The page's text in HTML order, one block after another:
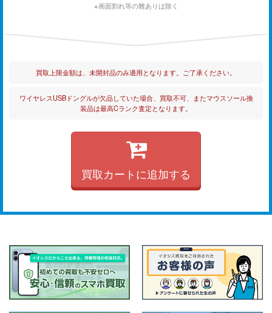
※画面割れ等の難ありは除く
買取上限金額は、未開封品のみ適用となります。ご了承ください。
ワイヤレスUSBドングルが欠品していた場合、買取不可、またマウスソール換
装品は最高Cランク査定となります。
買取カートに追加する